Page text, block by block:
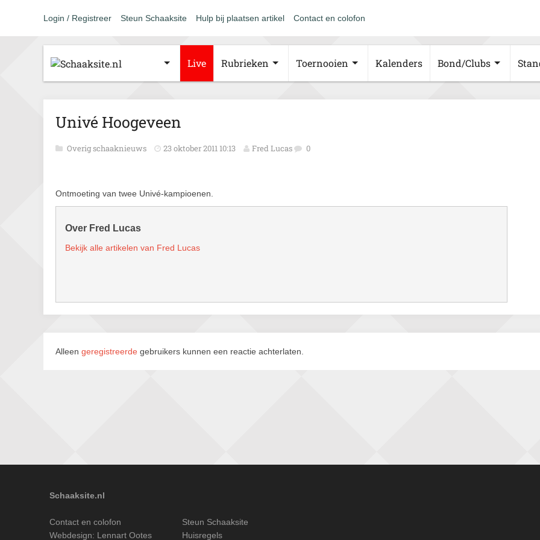
Login / Registreer Steun Schaaksite Hulp bij plaatsen artikel Contact en colofon
Live Rubrieken Toernooien Kalenders Bond/Clubs
Univé Hoogeveen
Overig schaaknieuws 23 oktober 2011 10:13 Fred Lucas 0
Ontmoeting van twee Univé-kampioenen.
Over Fred Lucas
Bekijk alle artikelen van Fred Lucas
Alleen geregistreerde gebruikers kunnen een reactie achterlaten.
Schaaksite.nl
Contact en colofon
Webdesign: Lennart Ootes
Steun Schaaksite
Huisregels